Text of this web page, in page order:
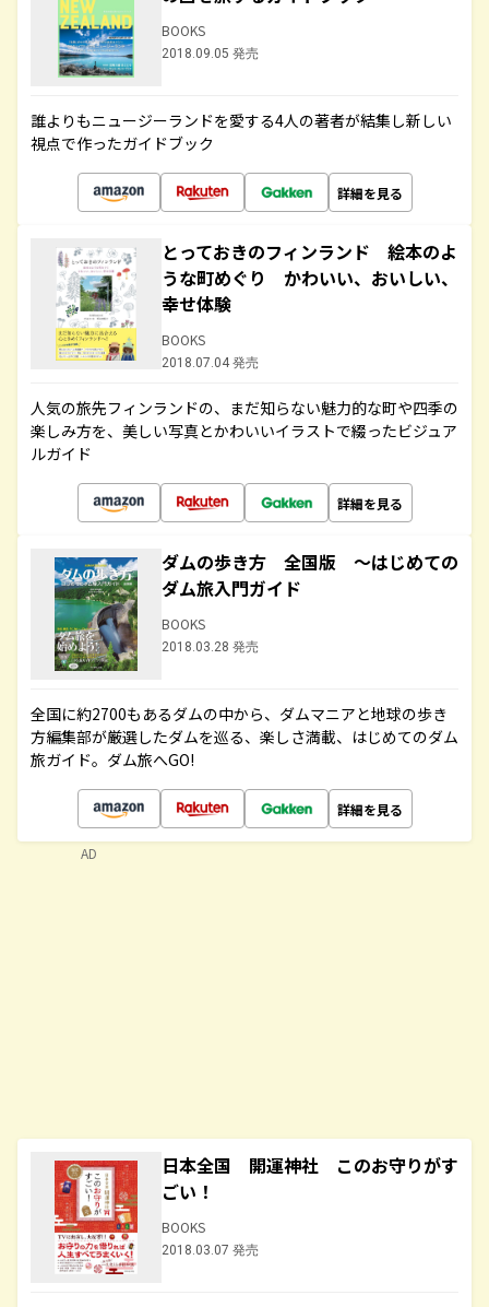
BOOKS
2018.09.05 発売
誰よりもニュージーランドを愛する4人の著者が結集し新しい
視点で作ったガイドブック
詳細を見る
とっておきのフィンランド 絵本のよ
うな町めぐり かわいい、おいしい、
幸せ体験
BOOKS
2018.07.04 発売
人気の旅先フィンランドの、まだ知らない魅力的な町や四季の
楽しみ方を、美しい写真とかわいいイラストで綴ったビジュア
ルガイド
詳細を見る
ダムの歩き方 全国版 ～はじめての
ダム旅入門ガイド
BOOKS
2018.03.28 発売
全国に約2700もあるダムの中から、ダムマニアと地球の歩き
方編集部が厳選したダムを巡る、楽しさ満載、はじめてのダム
旅ガイド。ダム旅へGO!
詳細を見る
日本全国 開運神社 このお守りがす
ごい！
BOOKS
2018.03.07 発売
AD